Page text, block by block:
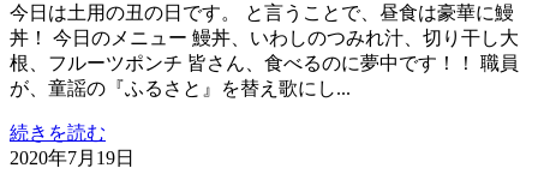
今日は土用の丑の日です。 と言うことで、昼食は豪華に鰻
丼！ 今日のメニュー 鰻丼、いわしのつみれ汁、切り干し大
根、フルーツポンチ 皆さん、食べるのに夢中です！！ 職員
が、童謡の『ふるさと』を替え歌にし...
続きを読む
2020年7月19日